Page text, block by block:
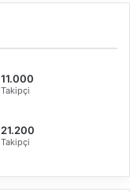
11.000
Takipçi
21.200
Takipçi